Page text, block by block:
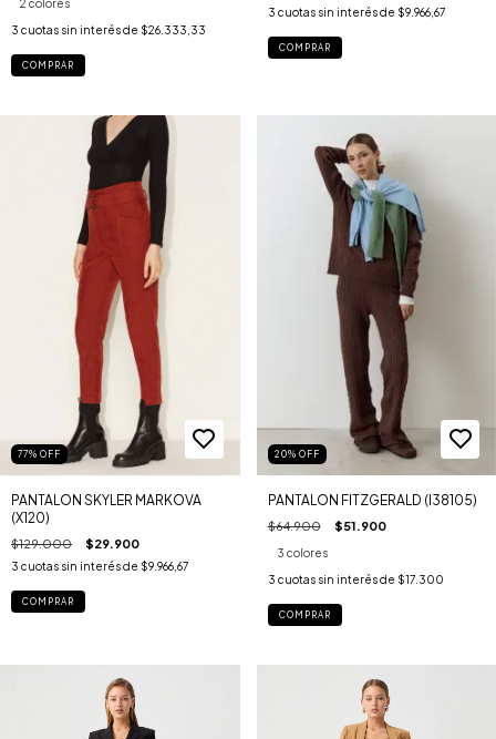
2 colores
3 cuotas sin interés de $26.333,33
COMPRAR
3 cuotas sin interés de $9.966,67
COMPRAR
77% OFF
PANTALON SKYLER MARKOVA
(X120)
$129.000 $29.900
3 cuotas sin interés de $9.966,67
COMPRAR
20% OFF
PANTALON FITZGERALD (I38105)
$64.900 $51.900
3 colores
3 cuotas sin interés de $17.300
COMPRAR